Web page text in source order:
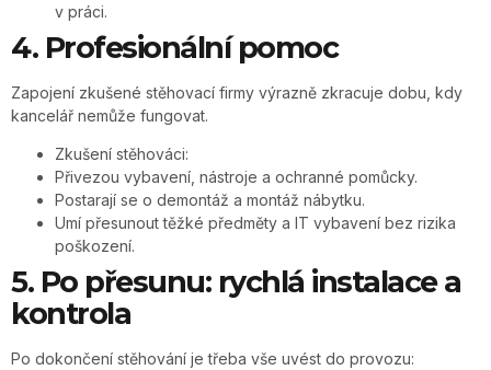
v práci.
4. Profesionální pomoc
Zapojení zkušené stěhovací firmy výrazně zkracuje dobu, kdy
kancelář nemůže fungovat.
Zkušení stěhováci:
Přivezou vybavení, nástroje a ochranné pomůcky.
Postarají se o demontáž a montáž nábytku.
Umí přesunout těžké předměty a IT vybavení bez rizika
poškození.
5. Po přesunu: rychlá instalace a
kontrola
Po dokončení stěhování je třeba vše uvést do provozu: